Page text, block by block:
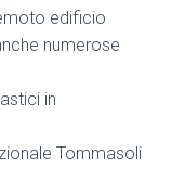
edificio
numerose
in
Tommasoli